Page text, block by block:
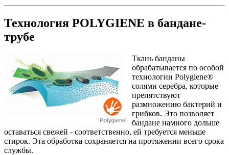
Технология POLYGIENE в бандане-
трубе
Ткань банданы
обрабатывается по особой
технологии Polygiene®
солями серебра, которые
препятствуют
размножению бактерий и
грибков. Это позволяет
бандане намного дольше
оставаться свежей - соответственно, ей требуется меньше
стирок. Эта обработка сохраняется на протяжении всего срока
службы.